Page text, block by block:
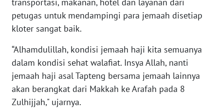
petugas untuk mendampingi para jemaah disetiap
kloter sangat baik.
“Alhamdulillah, kondisi jemaah haji kita semuanya
dalam kondisi sehat walafiat. Insya Allah, nanti
jemaah haji asal Tapteng bersama jemaah lainnya
akan berangkat dari Makkah ke Arafah pada 8
Zulhijjah," ujarnya.
NTB
WN
SULBAR
WN